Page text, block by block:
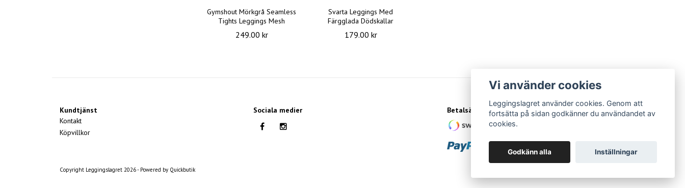
Gymshout Mörkgrå Seamless
Tights Leggings Mesh
249.00 kr
Svarta Leggings Med
Färgglada Dödskallar
179.00 kr
Kundtjänst
Kontakt
Köpvillkor
Sociala medier Betalsätt
Copyright Leggingslagret 2026 - Powered by Quickbutik
Vi använder cookies
Leggingslagret använder cookies. Genom att
fortsätta på sidan godkänner du användandet av
cookies.
Godkänn alla Inställningar